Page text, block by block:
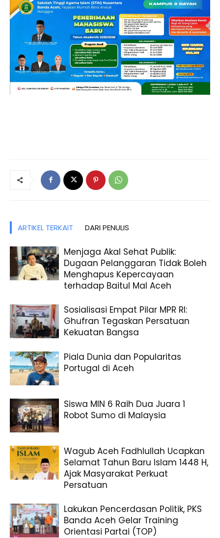
ARTIKEL TERKAIT DARI PENULIS
Menjaga Akal Sehat Publik:
Dugaan Pelanggaran Tidak Boleh
Menghapus Kepercayaan
terhadap Baitul Mal Aceh
Sosialisasi Empat Pilar MPR RI:
Ghufran Tegaskan Persatuan
Kekuatan Bangsa
Piala Dunia dan Popularitas
Portugal di Aceh
Siswa MIN 6 Raih Dua Juara 1
Robot Sumo di Malaysia
Wagub Aceh Fadhlullah Ucapkan
Selamat Tahun Baru Islam 1448 H,
Ajak Masyarakat Perkuat
Persatuan
Lakukan Pencerdasan Politik, PKS
Banda Aceh Gelar Training
Orientasi Partai (TOP)